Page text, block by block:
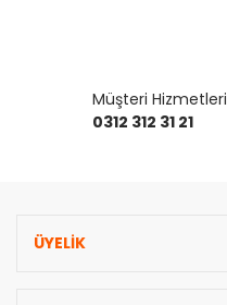
Müşteri Hizmetleri
0312 312 31 21
ÜYELİK